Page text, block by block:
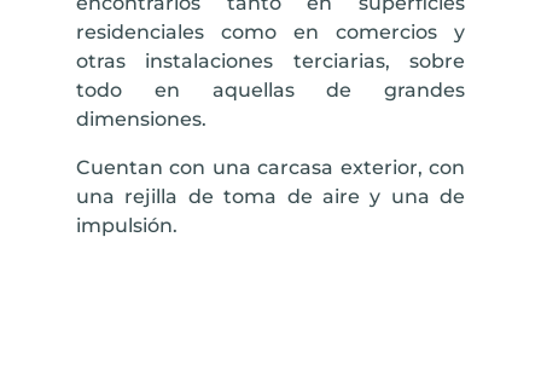
residenciales como en comercios y
otras instalaciones terciarias, sobre
todo en aquellas de grandes
dimensiones.
Cuentan con una carcasa exterior, con
una rejilla de toma de aire y una de
impulsión.